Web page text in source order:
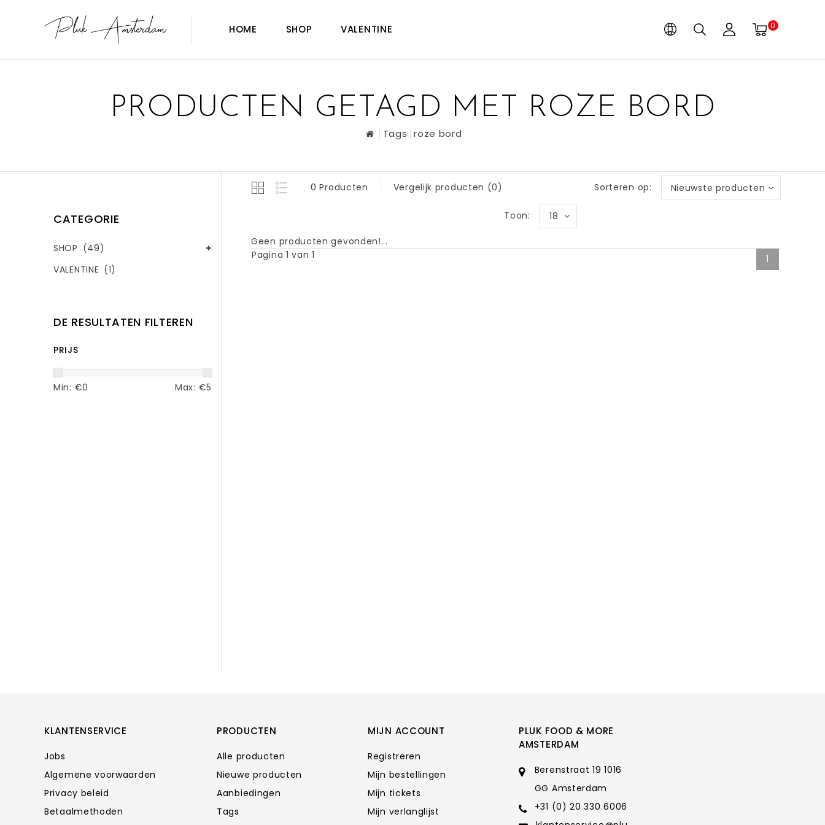
HOME SHOP VALENTINE 0
PRODUCTEN GETAGD MET ROZE BORD
Tags roze bord
CATEGORIE
SHOP (49)
VALENTINE (1)
DE RESULTATEN FILTEREN
PRIJS
Min: €0 Max: €5
0 Producten Vergelijk producten (0) Sorteren op: Nieuwste producten
Toon: 18
Geen producten gevonden!...
Pagina 1 van 1
1
KLANTENSERVICE
Jobs
Algemene voorwaarden
Privacy beleid
Betaalmethoden
PRODUCTEN
Alle producten
Nieuwe producten
Aanbiedingen
Tags
MIJN ACCOUNT
Registreren
Mijn bestellingen
Mijn tickets
Mijn verlanglijst
PLUK FOOD & MORE
AMSTERDAM
Berenstraat 19 1016
GG Amsterdam
+31 (0) 20 330 6006